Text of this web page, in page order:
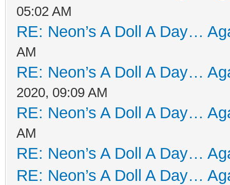
05:02 AM
RE: Neon’s A Doll A Day…
AM
RE: Neon’s A Doll A Day…
2020, 09:09 AM
RE: Neon’s A Doll A Day…
AM
RE: Neon’s A Doll A Day…
RE: Neon’s A Doll A Day…